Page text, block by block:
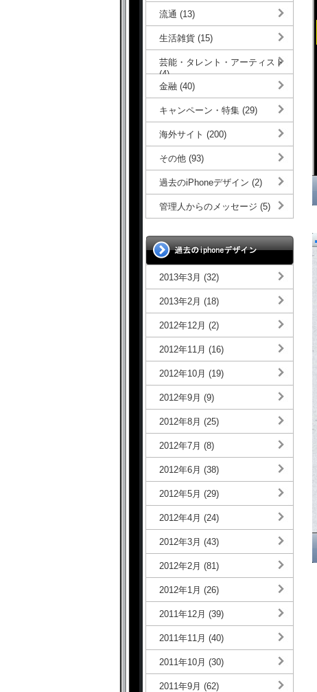
流通 (13)
生活雑貨 (15)
芸能・タレント・アーティスト
(4)
金融 (40)
キャンペーン・特集 (29)
海外サイト (200)
その他 (93)
過去のiPhoneデザイン (2)
管理人からのメッセージ (5)
2013年3月 (32)
2013年2月 (18)
2012年12月 (2)
2012年11月 (16)
2012年10月 (19)
2012年9月 (9)
2012年8月 (25)
2012年7月 (8)
2012年6月 (38)
2012年5月 (29)
2012年4月 (24)
2012年3月 (43)
2012年2月 (81)
2012年1月 (26)
2011年12月 (39)
2011年11月 (40)
2011年10月 (30)
2011年9月 (62)